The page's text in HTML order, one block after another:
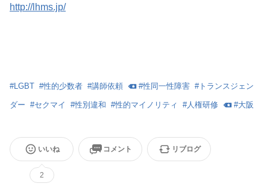
http://lhms.jp/
#LGBT #性的少数者 #講師依頼 #性同一性障害 #トランスジェン
ダー #セクマイ #性別違和 #性的マイノリティ #人権研修 #大阪
いいね
2
コメント リブログ